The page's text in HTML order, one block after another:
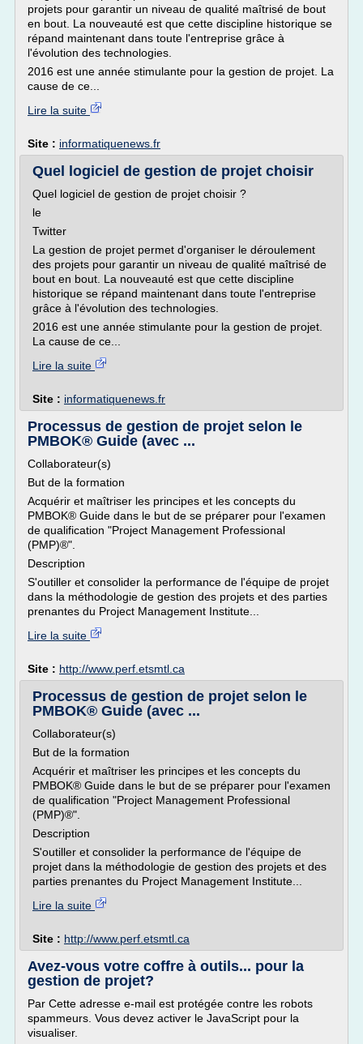
projets pour garantir un niveau de qualité maîtrisé de bout
en bout. La nouveauté est que cette discipline historique se
répand maintenant dans toute l'entreprise grâce à
l'évolution des technologies.
2016 est une année stimulante pour la gestion de projet. La
cause de ce...
Lire la suite
Site : informatiquenews.fr
Quel logiciel de gestion de projet choisir
Quel logiciel de gestion de projet choisir ?
le
Twitter
La gestion de projet permet d'organiser le déroulement
des projets pour garantir un niveau de qualité maîtrisé de
bout en bout. La nouveauté est que cette discipline
historique se répand maintenant dans toute l'entreprise
grâce à l'évolution des technologies.
2016 est une année stimulante pour la gestion de projet.
La cause de ce...
Lire la suite
Site : informatiquenews.fr
Processus de gestion de projet selon le
PMBOK® Guide (avec ...
Collaborateur(s)
But de la formation
Acquérir et maîtriser les principes et les concepts du
PMBOK® Guide dans le but de se préparer pour l'examen
de qualification "Project Management Professional
(PMP)®".
Description
S'outiller et consolider la performance de l'équipe de projet
dans la méthodologie de gestion des projets et des parties
prenantes du Project Management Institute...
Lire la suite
Site : http://www.perf.etsmtl.ca
Processus de gestion de projet selon le
PMBOK® Guide (avec ...
Collaborateur(s)
But de la formation
Acquérir et maîtriser les principes et les concepts du
PMBOK® Guide dans le but de se préparer pour l'examen
de qualification "Project Management Professional
(PMP)®".
Description
S'outiller et consolider la performance de l'équipe de
projet dans la méthodologie de gestion des projets et des
parties prenantes du Project Management Institute...
Lire la suite
Site : http://www.perf.etsmtl.ca
Avez-vous votre coffre à outils... pour la
gestion de projet?
Par Cette adresse e-mail est protégée contre les robots
spammeurs. Vous devez activer le JavaScript pour la
visualiser.